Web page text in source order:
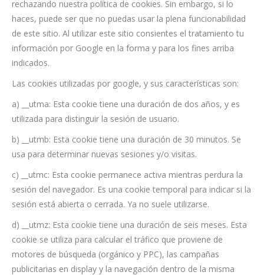
rechazando nuestra política de cookies. Sin embargo, si lo
haces, puede ser que no puedas usar la plena funcionabilidad
de este sitio. Al utilizar este sitio consientes el tratamiento tu
información por Google en la forma y para los fines arriba
indicados.
Las cookies utilizadas por google, y sus características son:
a) __utma: Esta cookie tiene una duración de dos años, y es
utilizada para distinguir la sesión de usuario.
b) __utmb: Esta cookie tiene una duración de 30 minutos. Se
usa para determinar nuevas sesiones y/o visitas.
c) __utmc: Esta cookie permanece activa mientras perdura la
sesión del navegador. Es una cookie temporal para indicar si la
sesión está abierta o cerrada. Ya no suele utilizarse.
d) __utmz: Esta cookie tiene una duración de seis meses. Esta
cookie se utiliza para calcular el tráfico que proviene de
motores de búsqueda (orgánico y PPC), las campañas
publicitarias en display y la navegación dentro de la misma